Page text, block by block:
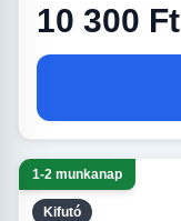
10 300 Ft
Kifutó
1-2 munkanap